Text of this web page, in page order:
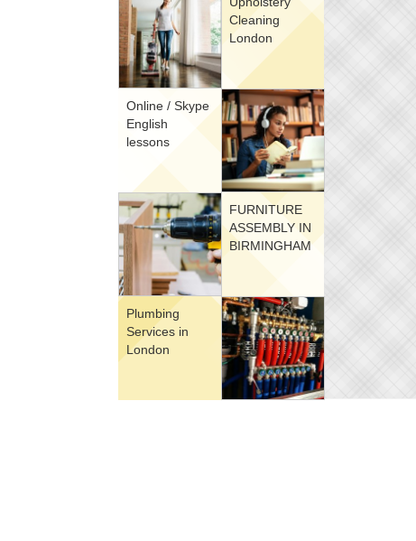
Cleaning
London
Online / Skype
English
lessons
FURNITURE
ASSEMBLY IN
BIRMINGHAM
Plumbing
Services in
London